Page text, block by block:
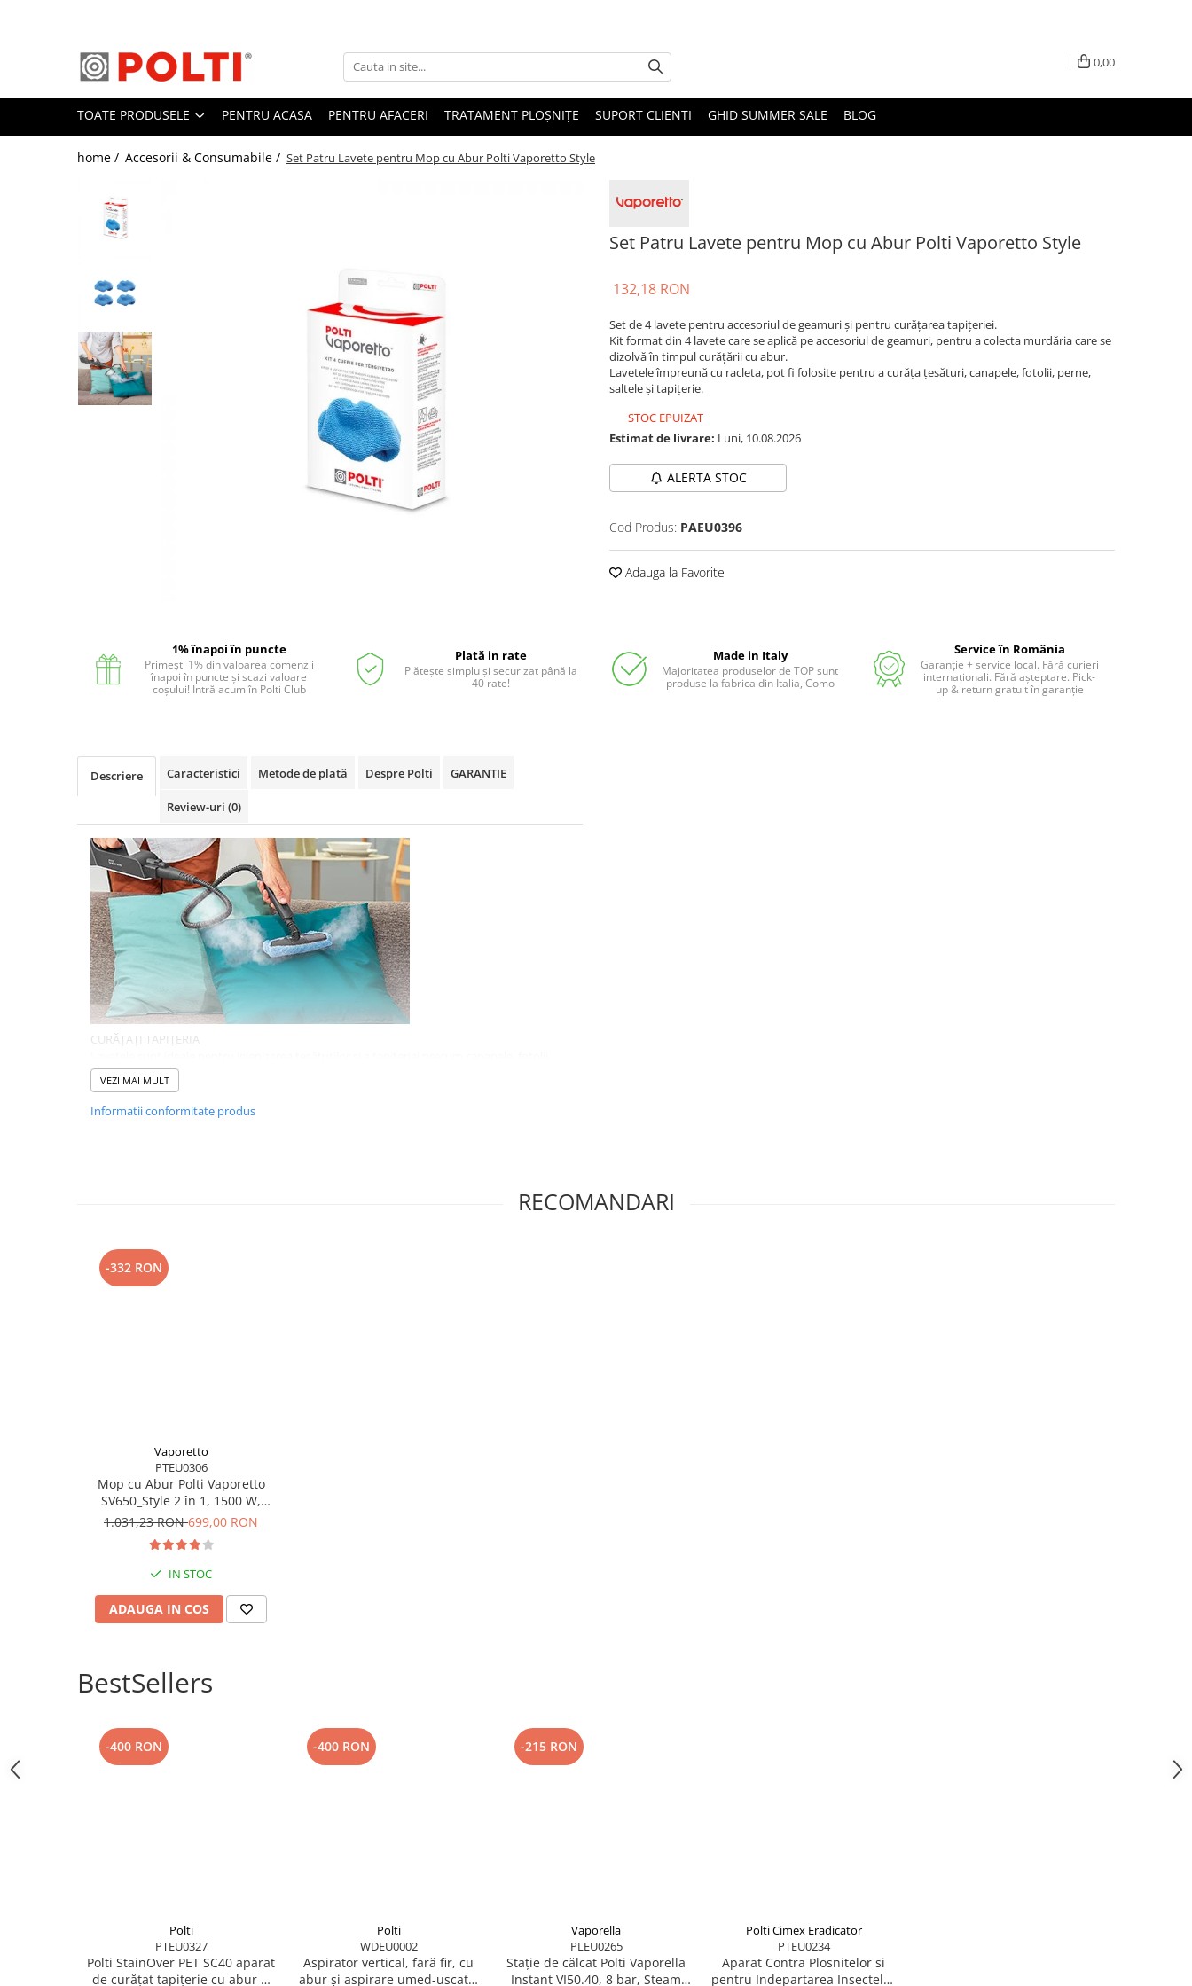
Toate Produsele
Aparate Medicale
Aspiratoare profesionale
Aspiratoare cu abur
Aspiratoare verticale
Aspiratoare fara sac
Aspirator profesional
Aspiratoare robot
Masa | Statie de calcat
Aparate de calcat vertical
Mese de calcat profesionale
Cafea paduri ESE 44
Aparate de curatat cu abur
Solutii pentru plosnite
Accesorii & Consumabile
Accesorii curatatoare cu abur
Accesorii aspiratoare
Accesorii dispozitive profesionale
Carduri Cadou
Pachete & Oferte
0,00
TOATE PRODUSELE PENTRU ACASA PENTRU AFACERI TRATAMENT PLOȘNIȚE SUPORT CLIENTI GHID SUMMER SALE BLOG
home / Accesorii & Consumabile / Set Patru Lavete pentru Mop cu Abur Polti Vaporetto Style
Set Patru Lavete pentru Mop cu Abur Polti Vaporetto Style
Facebook
132,18 RON
Set de 4 lavete pentru accesoriul de geamuri și pentru curățarea tapițeriei.
Kit format din 4 lavete care se aplică pe accesoriul de geamuri, pentru a colecta murdăria care se
dizolvă în timpul curățării cu abur.
Lavetele împreună cu racleta, pot fi folosite pentru a curăța țesături, canapele, fotolii, perne,
saltele și tapițerie.
STOC EPUIZAT
Estimat de livrare: Luni, 10.08.2026
ALERTA STOC
Cod Produs: PAEU0396
Adauga la Favorite
1% înapoi în puncte
Primești 1% din valoarea comenzii
înapoi în puncte și scazi valoare
coșului! Intră acum în Polti Club
Plată in rate
Plătește simplu și securizat până la
40 rate!
Made in Italy
Majoritatea produselor de TOP sunt
produse la fabrica din Italia, Como
Service în România
Garanție + service local. Fără curieri
internaționali. Fără așteptare. Pick-
up & return gratuit în garanție
Descriere Caracteristici Metode de plată Despre Polti GARANTIE
Review-uri (0)
CURĂȚAȚI TAPIȚERIA
perne și saltele.
ACCESORIU ORIGINAL
Lavetle fac parte din gama de accesorii originale dedicate Polti Vaporetto.
VEZI MAI MULT
Informatii conformitate produs
RECOMANDARI
-332 RON
Vaporetto
PTEU0306
Mop cu Abur Polti Vaporetto
SV650_Style 2 în 1, 1500 W,
Abur Reglabil, Mâner Plută, 19
Nelimitată, Alb/Roșu
1.031,23 RON699,00 RON
IN STOC
ADAUGA IN COS
BestSellers
-400 RON
Polti
PTEU0327
Polti StainOver PET SC40 aparat
de curățat tapițerie cu abur și
-400 RON
Polti
WDEU0002
Aspirator vertical, fară fir, cu
abur și aspirare umed-uscată,
-215 RON
Vaporella
PLEU0265
Stație de călcat Polti Vaporella
Instant VI50.40, 8 bar, Steam
Polti Cimex Eradicator
PTEU0234
Aparat Contra Plosnitelor si
pentru Indepartarea Insectelor